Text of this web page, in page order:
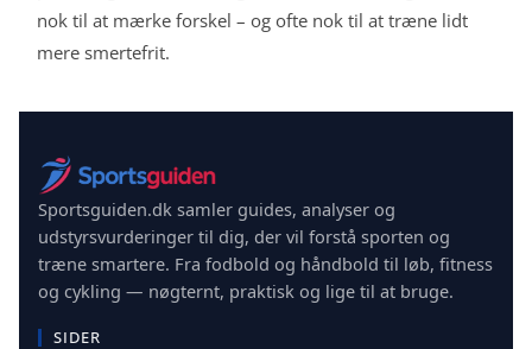
nok til at mærke forskel – og ofte nok til at træne lidt
mere smertefrit.
Sportsguiden.dk samler guides, analyser og
udstyrsvurderinger til dig, der vil forstå sporten og
træne smartere. Fra fodbold og håndbold til løb, fitness
og cykling — nøgternt, praktisk og lige til at bruge.
SIDER